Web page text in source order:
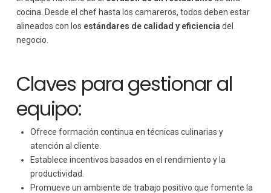
cocina. Desde el chef hasta los camareros, todos deben estar
alineados con los estándares de calidad y eficiencia del
negocio.
Claves para gestionar al
equipo:
Ofrece formación continua en técnicas culinarias y
atención al cliente.
Establece incentivos basados en el rendimiento y la
productividad.
Promueve un ambiente de trabajo positivo que fomente la